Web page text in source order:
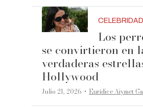
Los
se convirtieron en
verdaderas
Hollywood
Julio 21, 2026 ·Eurídice Aiymet